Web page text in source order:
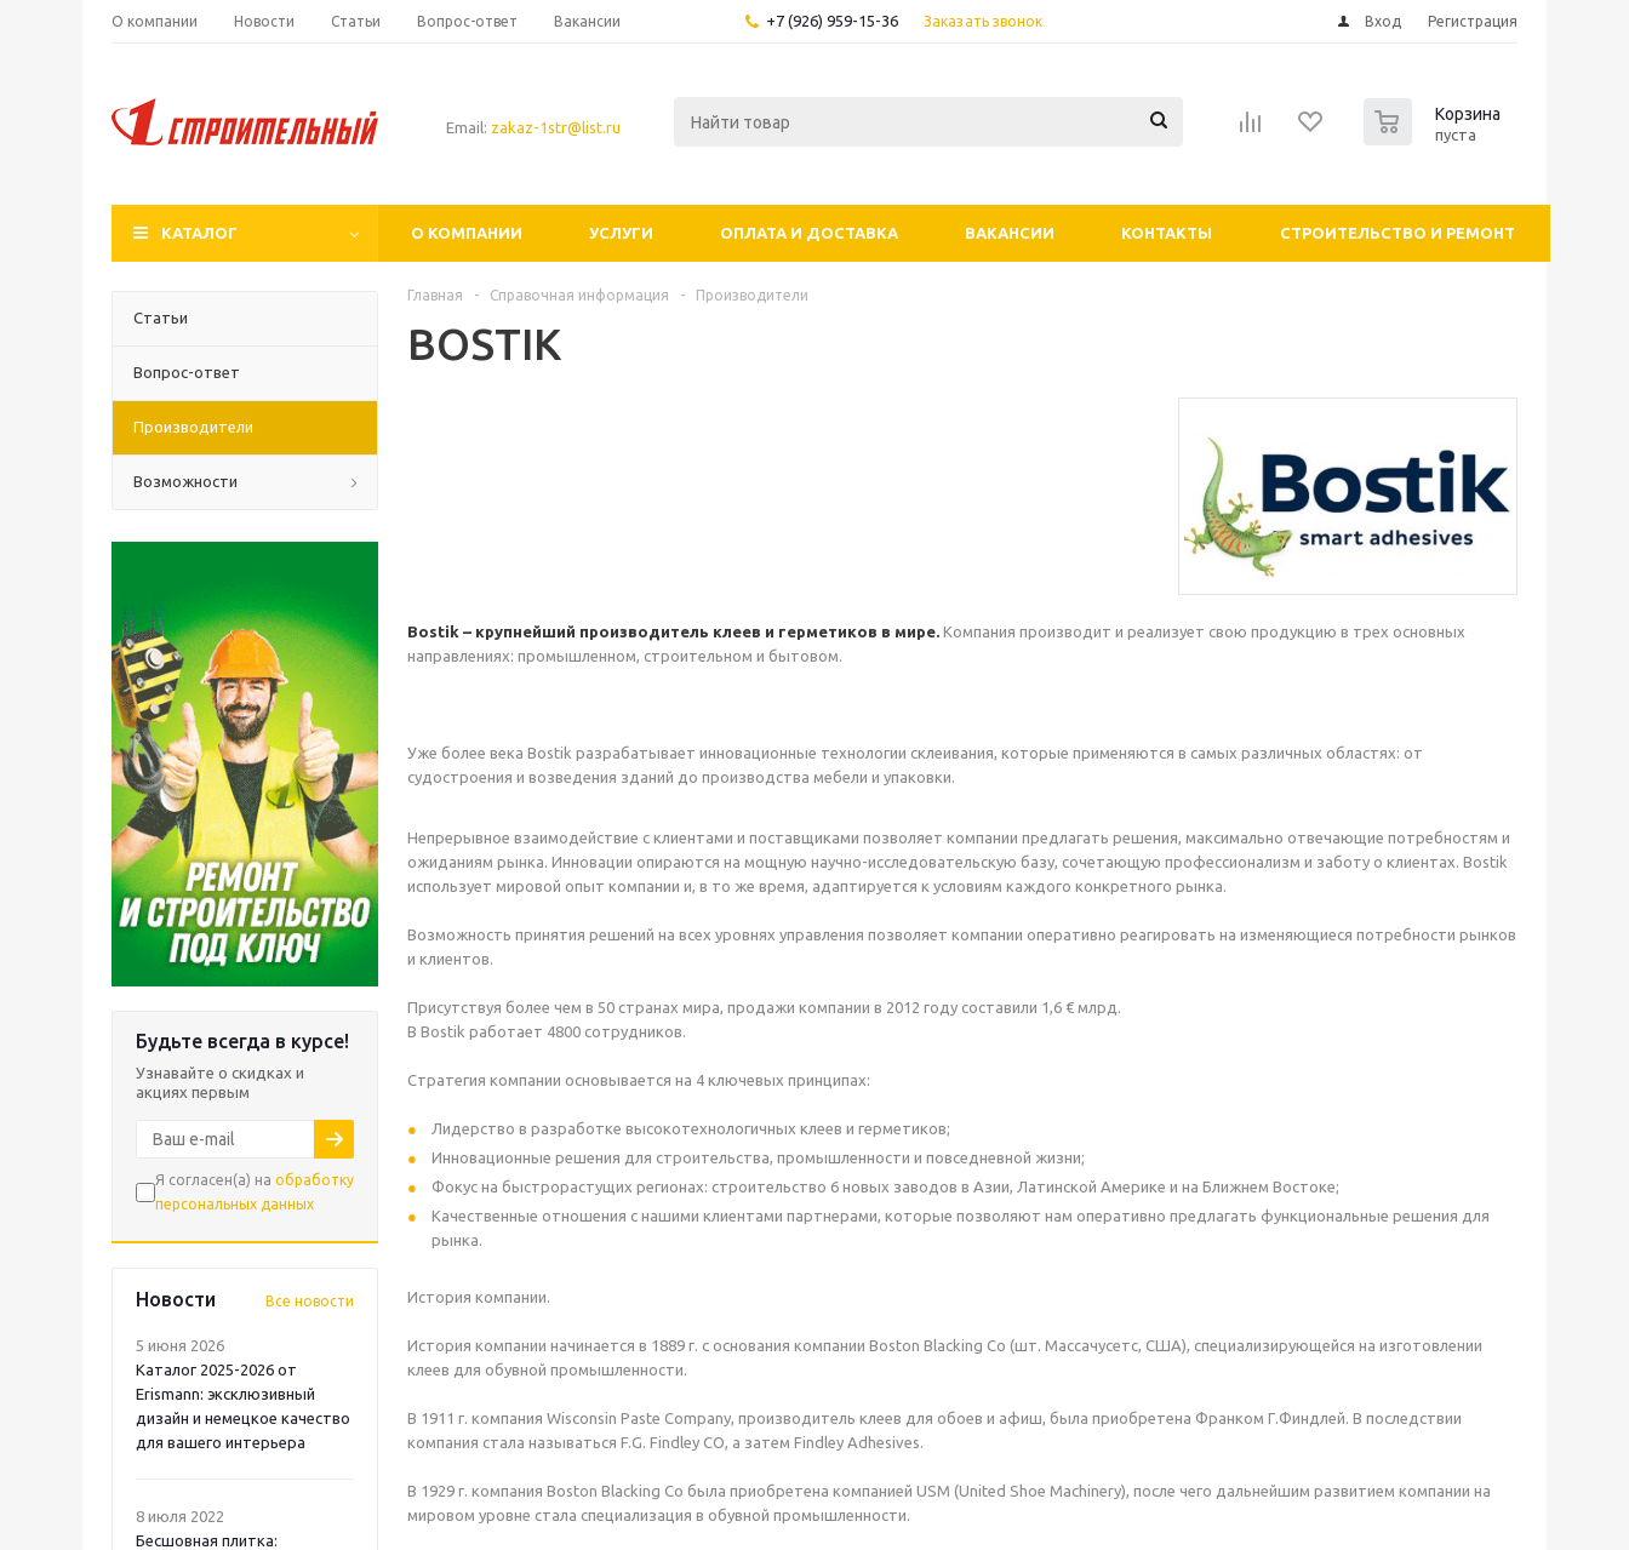
О компании Новости Статьи Вопрос-ответ Вакансии +7 (926) 959-15-36 Заказать звонок Вход Регистрация
Email: zakaz-1str@list.ru
Корзина
пуста
КАТАЛОГ О КОМПАНИИ УСЛУГИ ОПЛАТА И ДОСТАВКА ВАКАНСИИ КОНТАКТЫ СТРОИТЕЛЬСТВО И РЕМОНТ
Статьи
Вопрос-ответ
Производители
Возможности
Будьте всегда в курсе!
Узнавайте о скидках и
акциях первым
Я согласен(а) на обработку
персональных данных
Новости Все новости
5 июня 2026
Каталог 2025-2026 от
Erismann: эксклюзивный
дизайн и немецкое качество
для вашего интерьера
8 июля 2022
Бесшовная плитка:
Главная - Справочная информация - Производители
BOSTIK
Bostik – крупнейший производитель клеев и герметиков в мире. Компания производит и реализует свою продукцию в трех основных
направлениях: промышленном, строительном и бытовом.
Уже более века Bostik разрабатывает инновационные технологии склеивания, которые применяются в самых различных областях: от
судостроения и возведения зданий до производства мебели и упаковки.
Непрерывное взаимодействие с клиентами и поставщиками позволяет компании предлагать решения, максимально отвечающие потребностям и
ожиданиям рынка. Инновации опираются на мощную научно-исследовательскую базу, сочетающую профессионализм и заботу о клиентах. Bostik
использует мировой опыт компании и, в то же время, адаптируется к условиям каждого конкретного рынка.
Возможность принятия решений на всех уровнях управления позволяет компании оперативно реагировать на изменяющиеся потребности рынков
и клиентов.
Присутствуя более чем в 50 странах мира, продажи компании в 2012 году составили 1,6 € млрд.
В Bostik работает 4800 сотрудников.
Стратегия компании основывается на 4 ключевых принципах:
Лидерство в разработке высокотехнологичных клеев и герметиков;
Инновационные решения для строительства, промышленности и повседневной жизни;
Фокус на быстрорастущих регионах: строительство 6 новых заводов в Азии, Латинской Америке и на Ближнем Востоке;
Качественные отношения с нашими клиентами партнерами, которые позволяют нам оперативно предлагать функциональные решения для
рынка.
История компании.
История компании начинается в 1889 г. с основания компании Boston Blacking Co (шт. Массачусетс, США), специализирующейся на изготовлении
клеев для обувной промышленности.
В 1911 г. компания Wisconsin Paste Company, производитель клеев для обоев и афиш, была приобретена Франком Г.Финдлей. В последствии
компания стала называться F.G. Findley CO, а затем Findley Аdhesives.
В 1929 г. компания Boston Blacking Co была приобретена компанией USM (United Shoe Machinery), после чего дальнейшим развитием компании на
мировом уровне стала специализация в обувной промышленности.